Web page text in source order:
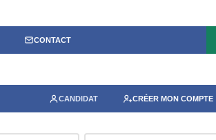
CONTACT
CANDIDAT CRÉER MON COMPTE